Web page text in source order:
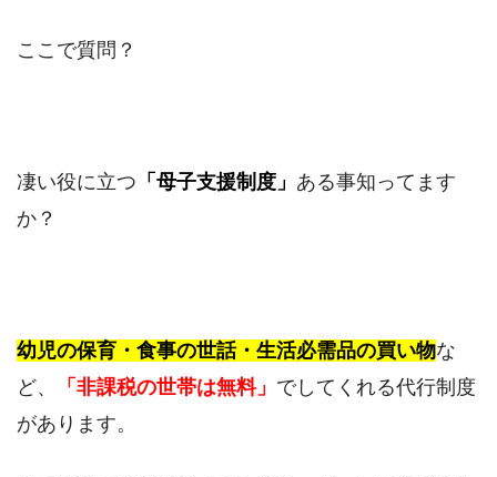
ここで質問？
凄い役に立つ 「母子支援制度」 ある事知ってます
か？
幼児の保育・食事の世話・生活必需品の買い物な
ど、
「非課税の世帯は無料」 でしてくれる代行制度
があります。